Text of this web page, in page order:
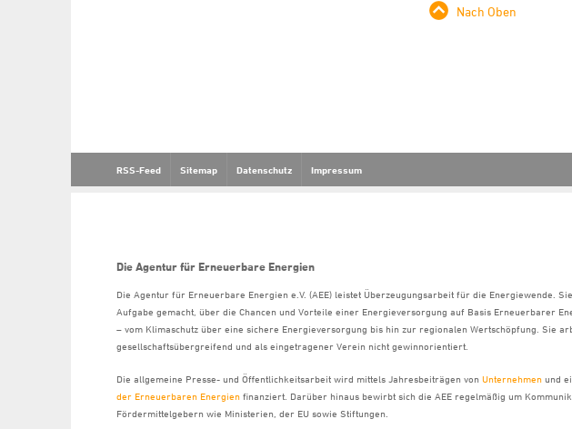
Nach Oben
RSS-Feed Sitemap Datenschutz Impressum
Die Agentur für Erneuerbare Energien
Die Agentur für Erneuerbare Energien e.V. (AEE) leistet Überzeugungsarbeit für die Energiewende.
Aufgabe gemacht, über die Chancen und Vorteile einer Energieversorgung auf Basis Erneuerbarer
– vom Klimaschutz über eine sichere Energieversorgung bis hin zur regionalen Wertschöpfung. Sie
gesellschaftsübergreifend und als eingetragener Verein nicht gewinnorientiert.
Die allgemeine Presse- und Öffentlichkeitsarbeit wird mittels Jahresbeiträgen von Unternehmen und
der Erneuerbaren Energien finanziert. Darüber hinaus bewirbt sich die AEE regelmäßig um
Fördermittelgebern wie Ministerien, der EU sowie Stiftungen.